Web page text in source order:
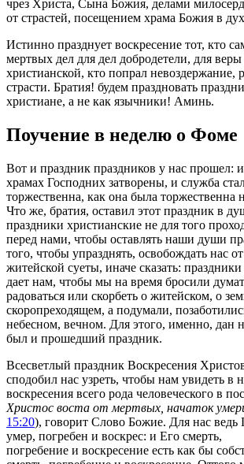
чрез Христа, Сына Божия, делами
от страстей, посещением храма Божия в
Истинно празднует воскресение тот, кто
мертвых дел для дел добродетели, для
христианской, кто попрал невоздержание,
страсти. Братия! будем праздновать
христиане, а не как язычники! Аминь.
Поучение в неделю о Фоме
Вот и праздник праздников у нас прошел:
храмах Господних затворены, и служба
торжественна, как она была торжественна
Что же, братия, оставил этот праздник в
праздники христианские не для того
перед нами, чтобы оставлять наши души
того, чтобы упразднять, освобождать нас
житейской суеты, иначе сказать:
дает нам, чтобы мы на время бросили
радоваться или скорбеть о житейском, о
скоропреходящем, а подумали,
небесном, вечном. Для этого, именно, дан
был и прошедший праздник.
Всесветлый праздник Воскресения
сподобил нас узреть, чтобы нам увидеть в
воскресения всего рода человеческого в
Христос воста от мертвых, начаток
15:20), говорит Слово Божие. Для нас ведь
умер, погребен и воскрес: и Его смерть,
погребение и воскресение есть как бы